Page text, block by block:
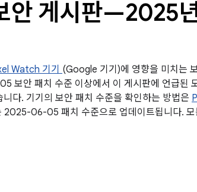
안 게시판—2025
Watch 기기 (Google 기기)에 영향을 미치는
보안 패치 수준 이상에서 이 게시판에 언급된
다. 기기의 보안 패치 수준을 확인하는 방법은
06-05 패치 수준으로 업데이트됩니다. 모